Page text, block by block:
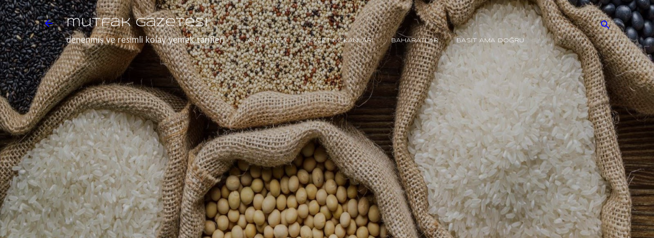
Ana içeriğe atla
mutfak gazetesi
denenmiş ve resimli kolay yemek tarifleri ANA SAYFA LEZZET MEKANLARI BAHARATLAR BASIT AMA DOĞRU